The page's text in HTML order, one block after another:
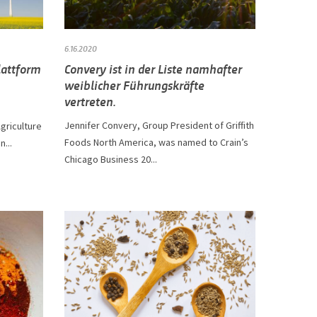
6.16.2020
Convery ist in der Liste namhafter
weiblicher Führungskräfte
vertreten.
Jennifer Convery, Group President of Griffith
Foods North America, was named to Crain’s
Chicago Business 20...